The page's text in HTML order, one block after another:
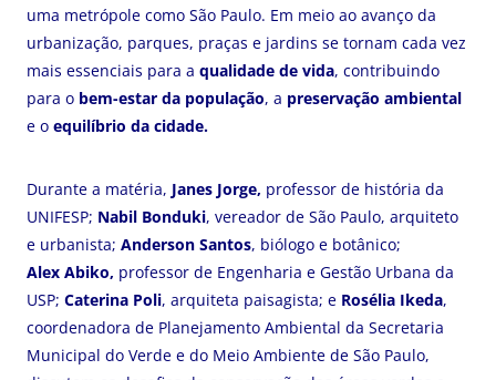
uma metrópole como São Paulo. Em meio ao avanço da
urbanização, parques, praças e jardins se tornam cada vez
mais essenciais para a qualidade de vida, contribuindo
para o bem-estar da população, a preservação ambiental
e o equilíbrio da cidade.
Durante a matéria, Janes Jorge, professor de história da
UNIFESP; Nabil Bonduki, vereador de São Paulo, arquiteto
e urbanista; Anderson Santos, biólogo e botânico;
Alex Abiko, professor de Engenharia e Gestão Urbana da
USP; Caterina Poli, arquiteta paisagista; e Rosélia Ikeda,
coordenadora de Planejamento Ambiental da Secretaria
Municipal do Verde e do Meio Ambiente de São Paulo,